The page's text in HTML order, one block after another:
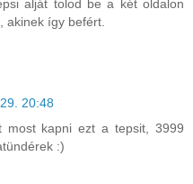
alját tolod be a két oldalon
akinek így befért.
20:48
most kapni ezt a tepsit, 3999
:)